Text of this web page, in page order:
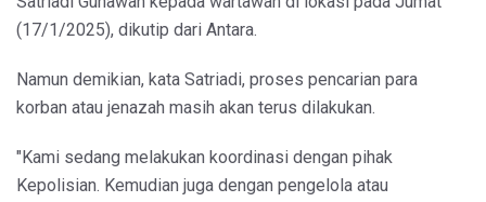
(17/1/2025), dikutip dari Antara.
Namun demikian, kata Satriadi, proses pencarian para
korban atau jenazah masih akan terus dilakukan.
"Kami sedang melakukan koordinasi dengan pihak
Kepolisian. Kemudian juga dengan pengelola atau